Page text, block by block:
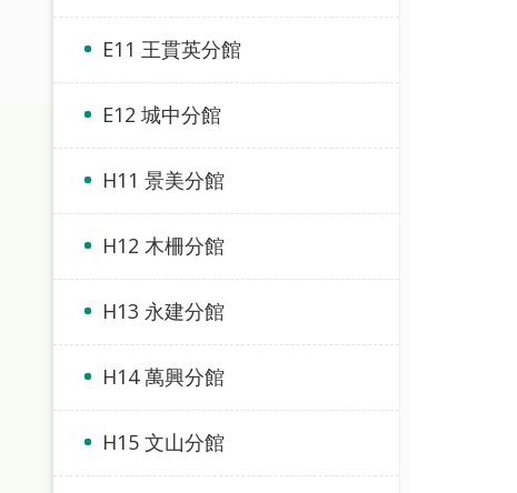
E11 王貫英分館
E12 城中分館
H11 景美分館
H12 木柵分館
H13 永建分館
H14 萬興分館
H15 文山分館